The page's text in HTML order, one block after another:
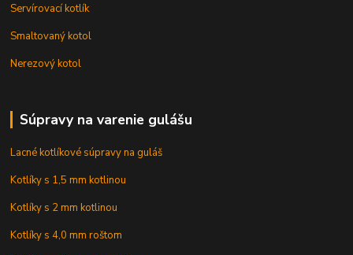
Servírovací kotlík
Smaltovaný kotol
Nerezový kotol
Súpravy na varenie gulášu
Lacné kotlíkové súpravy na guláš
Kotlíky s 1,5 mm kotlinou
Kotlíky s 2 mm kotlinou
Kotlíky s 4,0 mm roštom